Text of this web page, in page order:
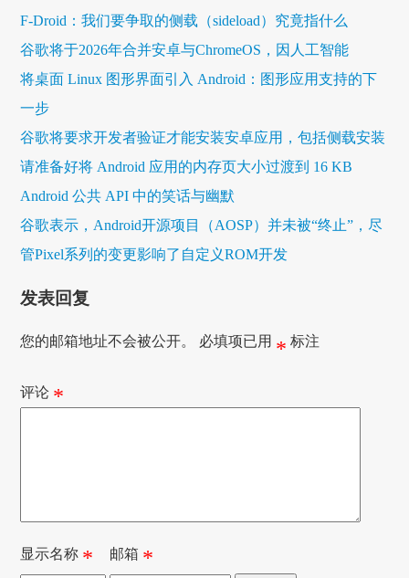
F-Droid：我们要争取的侧载（sideload）究竟指什么
谷歌将于2026年合并安卓与ChromeOS，因人工智能
将桌面 Linux 图形界面引入 Android：图形应用支持的下
一步
谷歌将要求开发者验证才能安装安卓应用，包括侧载安装
请准备好将 Android 应用的内存页大小过渡到 16 KB
Android 公共 API 中的笑话与幽默
谷歌表示，Android开源项目（AOSP）并未被“终止”，尽
管Pixel系列的变更影响了自定义ROM开发
发表回复
您的邮箱地址不会被公开。 必填项已用 * 标注
评论 *
显示名称 * 邮箱 *